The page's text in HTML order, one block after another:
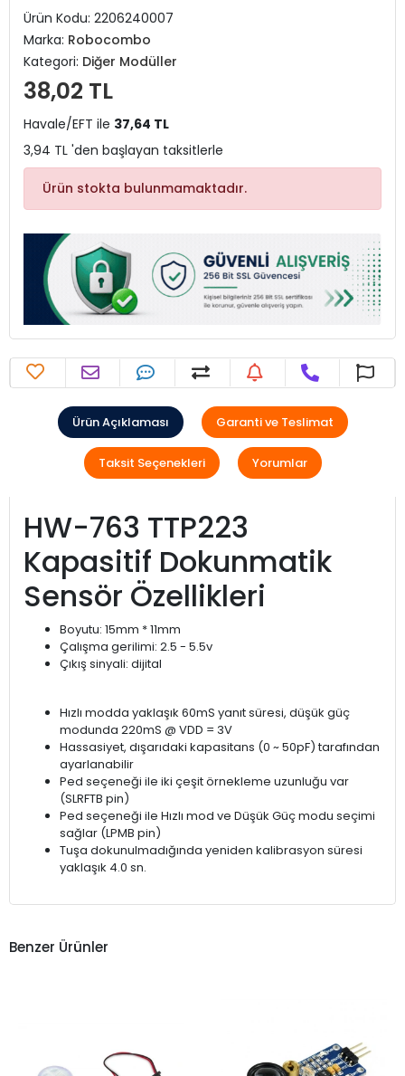
Ürün Kodu: 2206240007
Marka: Robocombo
Kategori: Diğer Modüller
38,02 TL
Havale/EFT ile 37,64 TL
3,94 TL 'den başlayan taksitlerle
Ürün stokta bulunmamaktadır.
Ürün Açıklaması Garanti ve Teslimat
Taksit Seçenekleri Yorumlar
HW-763 TTP223
Kapasitif Dokunmatik
Sensör Özellikleri
Boyutu: 15mm * 11mm
Çalışma gerilimi: 2.5 - 5.5v
Çıkış sinyali: dijital
Hızlı modda yaklaşık 60mS yanıt süresi, düşük güç
modunda 220mS @ VDD = 3V
Hassasiyet, dışarıdaki kapasitans (0 ~ 50pF) tarafından
ayarlanabilir
Ped seçeneği ile iki çeşit örnekleme uzunluğu var
(SLRFTB pin)
Ped seçeneği ile Hızlı mod ve Düşük Güç modu seçimi
sağlar (LPMB pin)
Tuşa dokunulmadığında yeniden kalibrasyon süresi
yaklaşık 4.0 sn.
Benzer Ürünler